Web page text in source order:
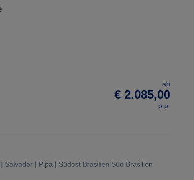
ab
€ 2.085,00
p.p.
| Pipa | Südost Brasilien Süd Brasilien